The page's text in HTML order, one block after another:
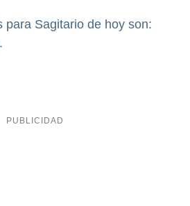
para Sagitario de hoy son:
.